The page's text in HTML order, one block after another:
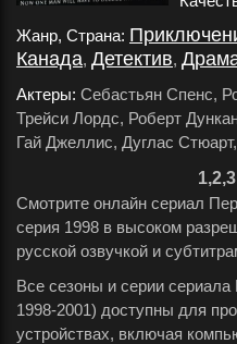
Жанр, Страна:
Канада, Детектив,
Актеры: Себастьян Спенс,
Трейси Лордс, Роберт
Гай Джеллис, Дуглас
Смотрите онлайн сериал
серия 1998 в высоком
русской озвучкой и
Все сезоны и серии
1998-2001) доступны для
устройствах, включая